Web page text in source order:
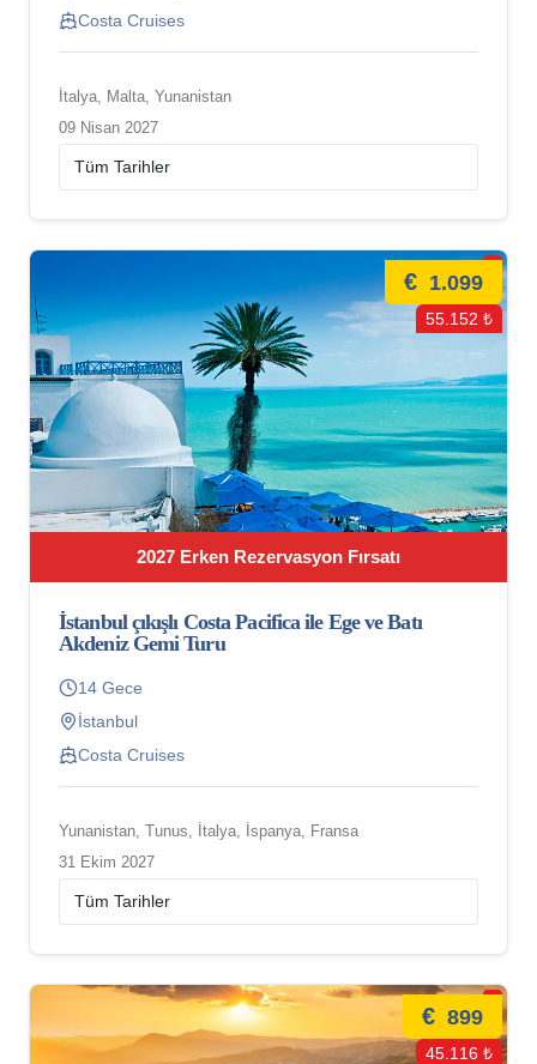
Costa Cruises
İtalya, Malta, Yunanistan
09 Nisan 2027
2027 Erken Rezervasyon Fırsatı
€ 1.099
55.152 ₺
İstanbul çıkışlı Costa Pacifica ile Ege ve Batı
Akdeniz Gemi Turu
14 Gece
İstanbul
Costa Cruises
Yunanistan, Tunus, İtalya, İspanya, Fransa
31 Ekim 2027
€ 899
45.116 ₺